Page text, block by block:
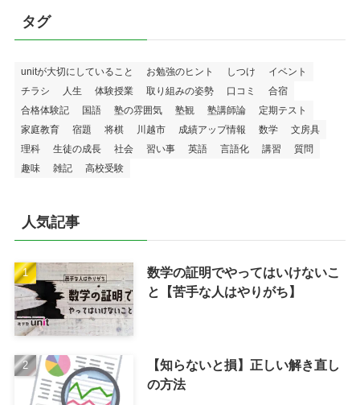
タグ
unitが大切にしていること お勉強のヒント しつけ
イベント
チラシ
人生 体験授業 取り組みの姿勢 口コミ
合宿
合格体験記
国語 塾の雰囲気 塾観 塾講師論
定期テスト
家庭教育
宿題 将棋 川越市 成績アップ情報 数学
文房具
理科
生徒の成長 社会 習い事 英語 言語化 講習
質問
趣味
雑記 高校受験
人気記事
数学の証明でやってはいけないこ
と【苦手な人はやりがち】
【知らないと損】正しい解き直し
の方法